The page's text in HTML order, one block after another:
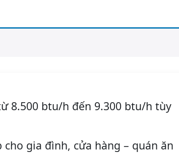
8.500 btu/h đến 9.300 btu/h tùy
gia đình, cửa hàng – quán ăn